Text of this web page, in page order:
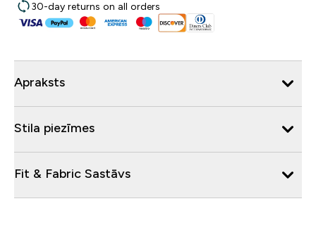
30-day returns on all orders
Apraksts
Stila piezīmes
Fit & Fabric Sastāvs